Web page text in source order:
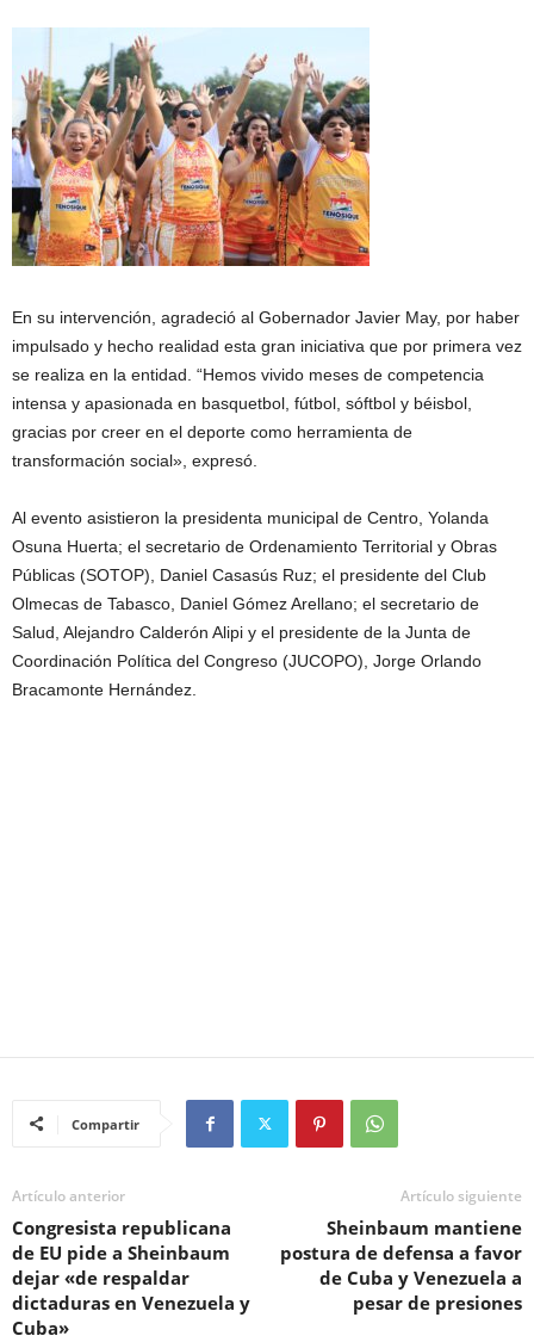
En su intervención, agradeció al Gobernador Javier May, por haber
impulsado y hecho realidad esta gran iniciativa que por primera vez
se realiza en la entidad. “Hemos vivido meses de competencia
intensa y apasionada en basquetbol, fútbol, sóftbol y béisbol,
gracias por creer en el deporte como herramienta de
transformación social», expresó.
Al evento asistieron la presidenta municipal de Centro, Yolanda
Osuna Huerta; el secretario de Ordenamiento Territorial y Obras
Públicas (SOTOP), Daniel Casasús Ruz; el presidente del Club
Olmecas de Tabasco, Daniel Gómez Arellano; el secretario de
Salud, Alejandro Calderón Alipi y el presidente de la Junta de
Coordinación Política del Congreso (JUCOPO), Jorge Orlando
Bracamonte Hernández.
Compartir
Artículo anterior
Congresista republicana
de EU pide a Sheinbaum
dejar «de respaldar
dictaduras en Venezuela y
Cuba»
Artículo siguiente
Sheinbaum mantiene
postura de defensa a favor
de Cuba y Venezuela a
pesar de presiones